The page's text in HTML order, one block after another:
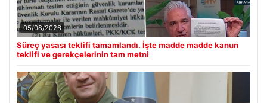
05/08/2026
Süreç yasası teklifi tamamlandı. İşte madde madde kanun
teklifi ve gerekçelerinin tam metni